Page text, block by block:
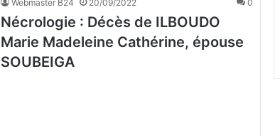
Webmaster B24 20/09/2022 0
Nécrologie : Décès de ILBOUDO
Marie Madeleine Cathérine, épouse
SOUBEIGA